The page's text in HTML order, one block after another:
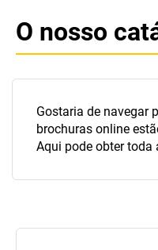
O nosso
Gostaria de navegar
brochuras online
Aqui pode obter toda